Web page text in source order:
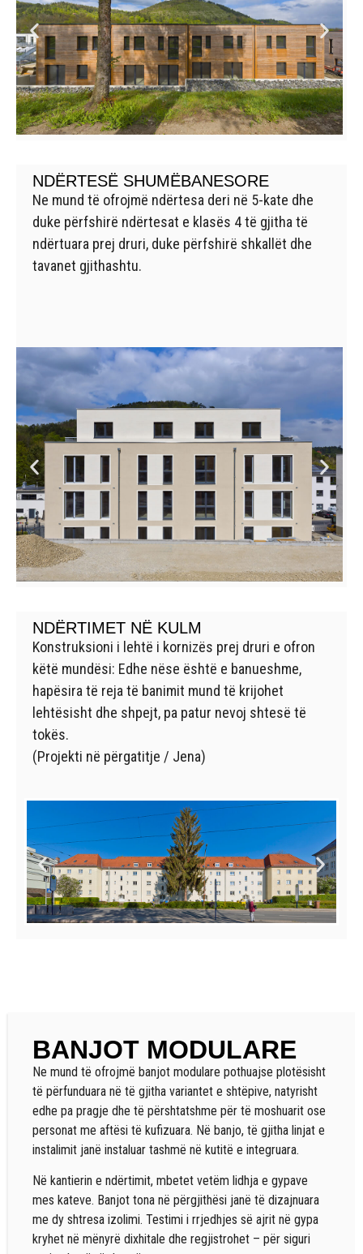
NDËRTESË SHUMËBANESORE
Ne mund të ofrojmë ndërtesa deri në 5-kate dhe
duke përfshirë ndërtesat e klasës 4 të gjitha të
ndërtuara prej druri, duke përfshirë shkallët dhe
tavanet gjithashtu.
NDËRTIMET NË KULM
Konstruksioni i lehtë i kornizës prej druri e ofron
këtë mundësi: Edhe nëse është e banueshme,
hapësira të reja të banimit mund të krijohet
lehtësisht dhe shpejt, pa patur nevoj shtesë të
tokës.
(Projekti në përgatitje / Jena)
BANJOT MODULARE
Ne mund të ofrojmë banjot modulare pothuajse plotësisht
të përfunduara në të gjitha variantet e shtëpive, natyrisht
edhe pa pragje dhe të përshtatshme për të moshuarit ose
personat me aftësi të kufizuara. Në banjo, të gjitha linjat e
instalimit janë instaluar tashmë në kutitë e integruara.
Në kantierin e ndërtimit, mbetet vetëm lidhja e gypave
mes kateve. Banjot tona në përgjithësi janë të dizajnuara
me dy shtresa izolimi. Testimi i rrjedhjes së ajrit në gypa
kryhet në mënyrë dixhitale dhe regjistrohet – për siguri